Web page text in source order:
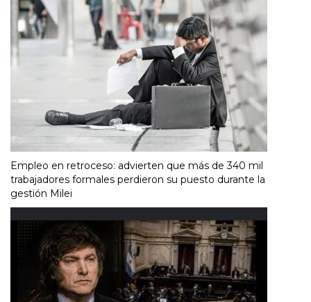
Empleo en retroceso: advierten que más de 340 mil
trabajadores formales perdieron su puesto durante la
gestión Milei